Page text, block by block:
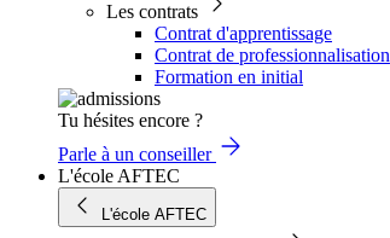
Les contrats
Contrat d'apprentissage
Contrat de professionnalisation
Formation en initial
Tu hésites encore ?
Parle à un conseiller
L'école AFTEC
L'école AFTEC